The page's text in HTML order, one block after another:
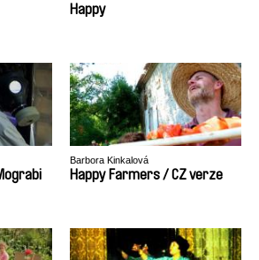
Happy
Barbora Kinkalová
Happy Farmers / CZ verze